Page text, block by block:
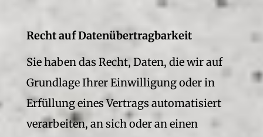
Recht auf Daten­übertrag­barkeit
Sie haben das Recht, Daten, die wir auf
Grundlage Ihrer Einwilligung oder in
Erfüllung eines Vertrags automatisiert
verarbeiten, an sich oder an einen